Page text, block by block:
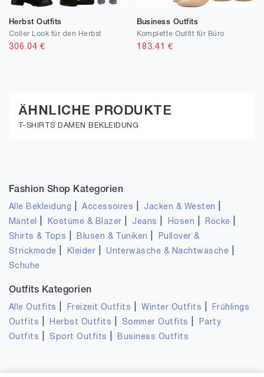
Herbst Outfits
Coller Look für den Herbst
306.04 €
Business Outfits
Komplette Outfit für Büro
183.41 €
ÄHNLICHE PRODUKTE
T-SHIRTS DAMEN BEKLEIDUNG
Fashion Shop Kategorien
Alle Bekleidung |Accessoires Jacken & Westen
Mäntel Kostüme & Blazer Jeans Hosen Röcke
Shirts & Tops Blusen & Tuniken
Pullover &
Strickmode
Kleider |Unterwäsche & Nachtwäsche
Schuhe
Outfits Kategorien
Alle Outfits Freizeit Outfits |Winter Outfits
Frühlings
Outfits
Herbst Outfits Sommer Outfits
Party
Outfits
Sport Outfits Business Outfits